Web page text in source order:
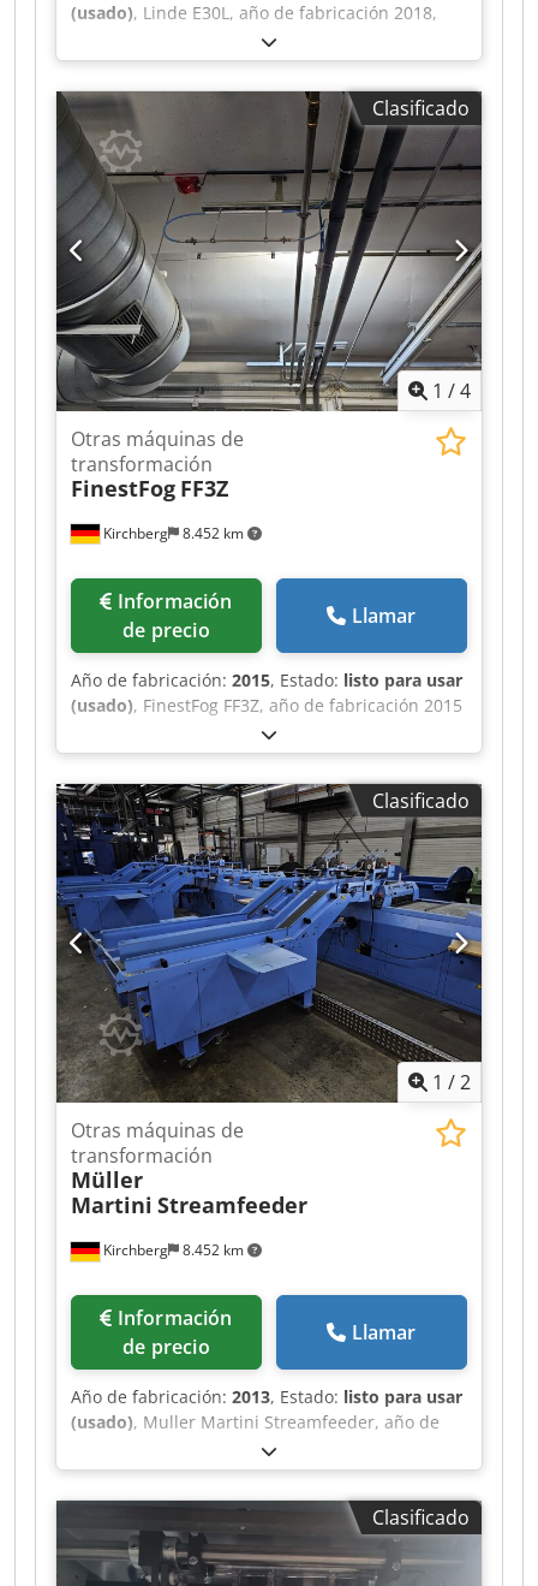
(usado), Linde E30L, año de fabricación 2018,
20.310 horas, Triplex 513cm, 3º + 4º válvula con
SS+ZVG Djdeu S Sq Iopfx Ab Sock
Clasificado
1 /4
Kirchberg 8.452 km
Otras máquinas de
transformación
FinestFog FF3Z
de precio
Llamar
Año de fabricación: 2015, Estado: listo para usar
(usado), FinestFog FF3Z, año de fabricación 2015
7 x boquilla doble Dsdpfx Abot Uwiij Ssck
Clasificado
1 /2
Kirchberg 8.452 km
Otras máquinas de
transformación
Müller
Martini Streamfeeder
de precio
Llamar
Año de fabricación: 2013, Estado: listo para usar
(usado), Muller Martini Streamfeeder, año de
construcción 2013 Dcodpfxst Iyhzj Ab Sjk
Clasificado